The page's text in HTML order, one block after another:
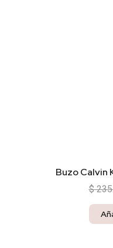
Buzo Calvin
$